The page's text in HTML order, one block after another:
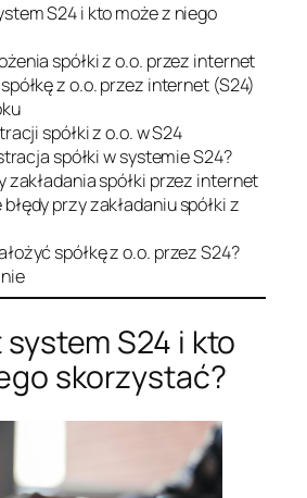
S24 i kto może z niego
spółki z o.o. przez internet
z o.o. przez internet (S24)
spółki z o.o. w S24
spółki w systemie S24?
zakładania spółki przez internet
przy zakładaniu spółki z
spółkę z o.o. przez S24?
S24 i kto
skorzystać?